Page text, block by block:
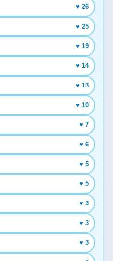
♥ 26
♥ 25
♥ 19
♥ 14
♥ 13
♥ 10
♥ 7
♥ 6
♥ 5
♥ 5
♥ 3
♥ 3
♥ 3